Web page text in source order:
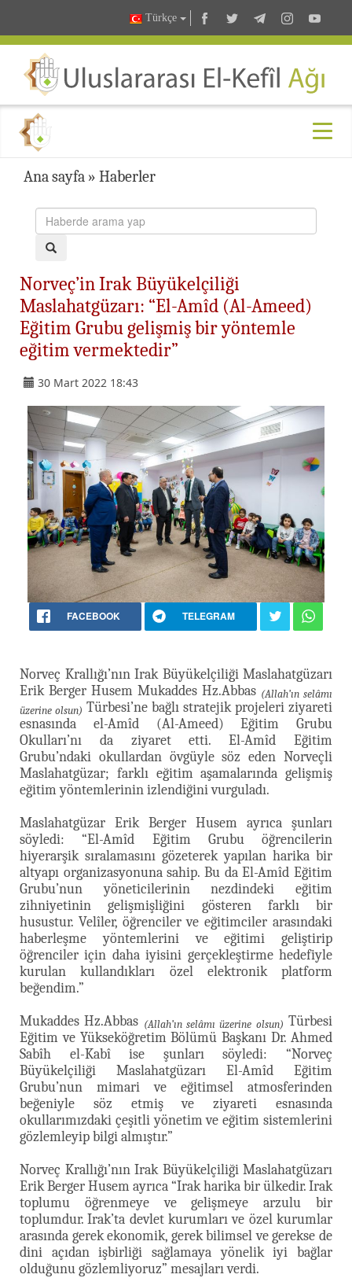
Türkçe
Ana sayfa » Haberler
Norveç’in Irak Büyükelçiliği
Maslahatgüzarı: “El-Amîd (Al-Ameed)
Eğitim Grubu gelişmiş bir yöntemle
eğitim vermektedir”
30 Mart 2022 18:43
FACEBOOK TELEGRAM
Norveç Krallığı’nın Irak Büyükelçiliği Maslahatgüzarı
Erik Berger Husem Mukaddes Hz.Abbas (Allah’ın selâmı
üzerine olsun) Türbesi’ne bağlı stratejik projeleri ziyareti
esnasında el-Amîd (Al-Ameed) Eğitim Grubu
Okulları’nı da ziyaret etti. El-Amîd Eğitim
Grubu’ndaki okullardan övgüyle söz eden Norveçli
Maslahatgüzar; farklı eğitim aşamalarında gelişmiş
eğitim yöntemlerinin izlendiğini vurguladı.
Maslahatgüzar Erik Berger Husem ayrıca şunları
söyledi: “El-Amîd Eğitim Grubu öğrencilerin
hiyerarşik sıralamasını gözeterek yapılan harika bir
altyapı organizasyonuna sahip. Bu da El-Amîd Eğitim
Grubu’nun yöneticilerinin nezdindeki eğitim
zihniyetinin gelişmişliğini gösteren farklı bir
husustur. Velîler, öğrenciler ve eğitimciler arasındaki
haberleşme yöntemlerini ve eğitimi geliştirip
öğrenciler için daha iyisini gerçekleştirme hedefiyle
kurulan kullandıkları özel elektronik platform
beğendim.”
Mukaddes Hz.Abbas (Allah’ın selâmı üzerine olsun) Türbesi
Eğitim ve Yükseköğretim Bölümü Başkanı Dr. Ahmed
Sabîh el-Kabî ise şunları söyledi: “Norveç
Büyükelçiliği Maslahatgüzarı El-Amîd Eğitim
Grubu’nun mimari ve eğitimsel atmosferinden
beğeniyle söz etmiş ve ziyareti esnasında
okullarımızdaki çeşitli yönetim ve eğitim sistemlerini
gözlemleyip bilgi almıştır.”
Norveç Krallığı’nın Irak Büyükelçiliği Maslahatgüzarı
Erik Berger Husem ayrıca “Irak harika bir ülkedir. Irak
toplumu öğrenmeye ve gelişmeye arzulu bir
toplumdur. Irak’ta devlet kurumları ve özel kurumlar
arasında gerek ekonomik, gerek bilimsel ve gerekse de
dini açıdan işbirliği sağlamaya yönelik iyi bağlar
olduğunu gözlemliyoruz” mesajları verdi.